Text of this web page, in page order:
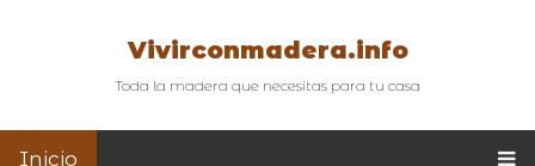
Vivirconmadera.info
Toda la madera que necesitas para tu casa
Inicio